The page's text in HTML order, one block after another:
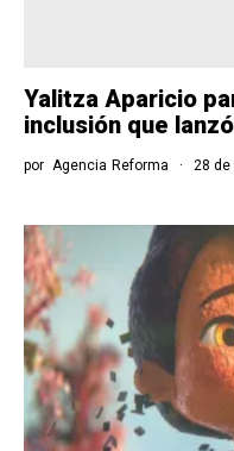
Yalitza Aparicio
inclusión que
por Agencia Reforma 28 de